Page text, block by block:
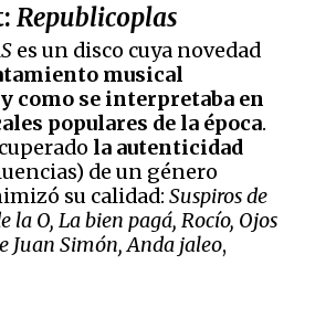
Republicoplas
es un disco cuya novedad
musical
como se interpretaba en
populares de la época.
la autenticidad
de un género
su calidad: Suspiros de
la O, La bien pagá, Rocío, Ojos
Juan Simón, Anda jaleo,